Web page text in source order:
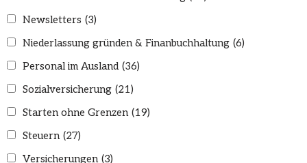
Newsletters (3)
Niederlassung gründen & Finanbuchhaltung (6)
Personal im Ausland (36)
Sozialversicherung (21)
Starten ohne Grenzen (19)
Steuern (27)
Versicherungen (3)